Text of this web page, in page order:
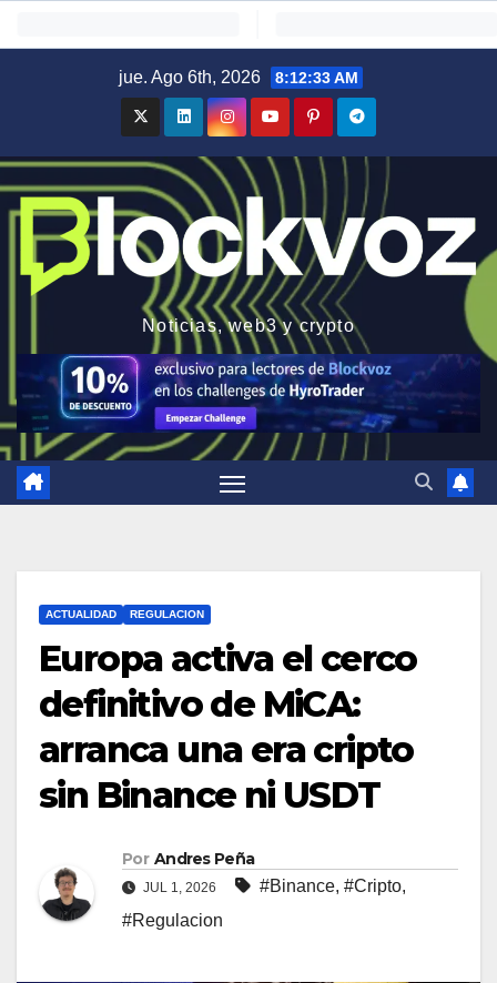
jue. Ago 6th, 2026 8:12:34 AM
Noticias, web3 y crypto
ACTUALIDAD REGULACION
Europa activa el cerco
definitivo de MiCA:
arranca una era cripto
sin Binance ni USDT
Por Andres Peña
JUL 1, 2026 #Binance, #Cripto,
#Regulacion